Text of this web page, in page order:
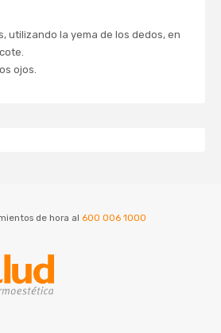
utilizando la yema de los dedos, en
ojos.
de hora al 600 006 1000